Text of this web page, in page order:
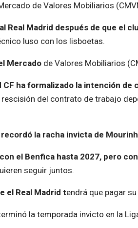
de Valores Mobiliarios
Real Madrid después de que el
luso con los lisboetas.
Mercado de Valores Mobiliarios
CF ha formalizado la intención
del contrato de trabajo
la racha invicta de
el Benfica hasta 2027, pero
seguir juntos.
el Real Madrid tendrá que pagar
la temporada invicto en la